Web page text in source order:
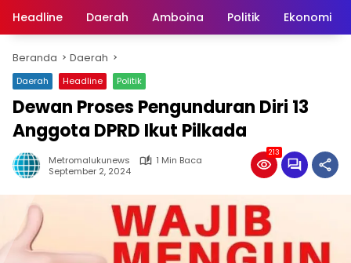
Headline Daerah Amboina Politik Ekonomi
Beranda Daerah
Daerah Headline Politik
Dewan Proses Pengunduran Diri 13
Anggota DPRD Ikut Pilkada
Metromalukunews
1 Min Baca
September 2, 2024
213